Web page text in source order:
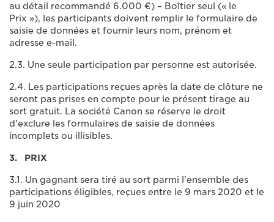
au détail recommandé 6.000 €) – Boîtier seul (« le
Prix »), les participants doivent remplir le formulaire de
saisie de données et fournir leurs nom, prénom et
adresse e-mail.
2.3. Une seule participation par personne est autorisée.
2.4. Les participations reçues après la date de clôture ne
seront pas prises en compte pour le présent tirage au
sort gratuit. La société Canon se réserve le droit
d'exclure les formulaires de saisie de données
incomplets ou illisibles.
3. PRIX
3.1. Un gagnant sera tiré au sort parmi l'ensemble des
participations éligibles, reçues entre le 9 mars 2020 et le
9 juin 2020